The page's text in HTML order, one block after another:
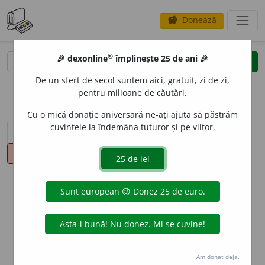
savings Donează
clear
opțiuni
sinteza definițiilor (1) definiții (11)
declinări
info
Aceste definiții sunt compilate de
echipa dexonline. Definițiile
originale se află pe filadefiniții.
Puteți reordona filele pe pagina de
🎉 dexonline® împlinește 25 de ani 🎉
De un sfert de secol suntem aici, gratuit, zi de zi,
pentru milioane de căutări.
Cu o mică donație aniversară ne-ați ajuta să păstrăm
cuvintele la îndemâna tuturor și pe viitor.
Am donat deja.